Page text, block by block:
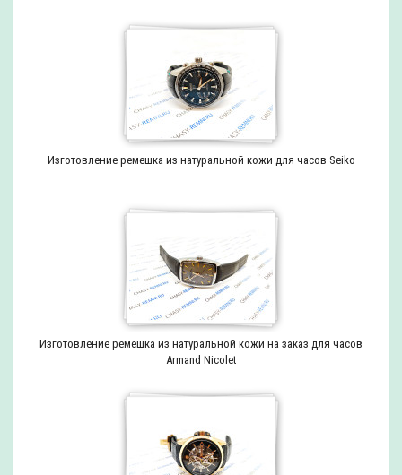
Изготовление ремешка из натуральной кожи для часов Seiko
Изготовление ремешка из натуральной кожи на заказ для часов
Armand Nicolet